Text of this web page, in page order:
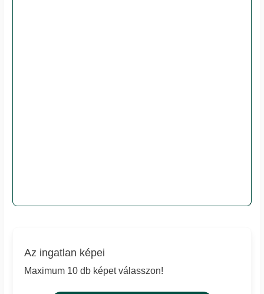
Az ingatlan képei
Maximum 10 db képet válasszon!